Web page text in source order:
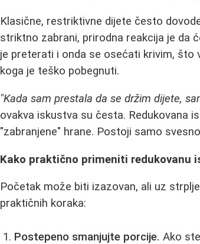
Klasične, restriktivne dijete često
striktno zabrani, prirodna reakcija je da
je preterati i onda se osećati krivim, što
koga je teško pobegnuti.
"Kada sam prestala da se držim dijete,
ovakva iskustva su česta. Redukovana
"zabranjene" hrane. Postoji samo
Kako praktično primeniti redukovanu
Početak može biti izazovan, ali uz
praktičnih koraka:
Postepeno smanjujte porcije. Ako